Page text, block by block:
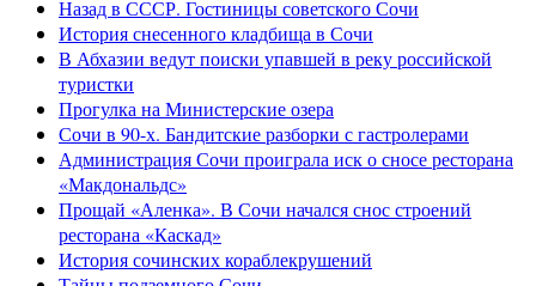
Назад в СССР. Гостиницы советского Сочи
История снесенного кладбища в Сочи
В Абхазии ведут поиски упавшей в реку российской
туристки
Прогулка на Министерские озера
Сочи в 90-х. Бандитские разборки с гастролерами
Администрация Сочи проиграла иск о сносе ресторана
«Макдональдс»
Прощай «Аленка». В Сочи начался снос строений
ресторана «Каскад»
История сочинских кораблекрушений